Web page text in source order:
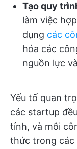
Tạo quy
làm việc
dụng các
hóa các
nguồn lực
Yếu tố quan
các startup
tính, và mỗi
thức trong các